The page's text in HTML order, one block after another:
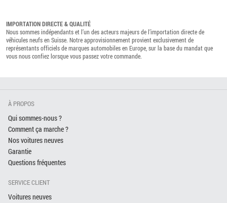
IMPORTATION DIRECTE & QUALITÉ
Nous sommes indépendants et l’un des acteurs majeurs de l’importation directe de
véhicules neufs en Suisse. Notre approvisionnement provient exclusivement de
représentants officiels de marques automobiles en Europe, sur la base du mandat que
vous nous confiez lorsque vous passez votre commande.
À PROPOS
Qui sommes-nous ?
Comment ça marche ?
Nos voitures neuves
Garantie
Questions fréquentes
SERVICE CLIENT
Voitures neuves